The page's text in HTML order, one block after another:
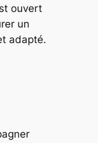
ouvert
un
adapté.